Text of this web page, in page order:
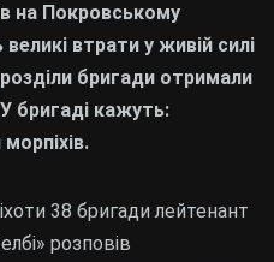
на Покровському
втрати у живій силі
бригади отримали
бригаді кажуть:
38 бригади лейтенант
розповів